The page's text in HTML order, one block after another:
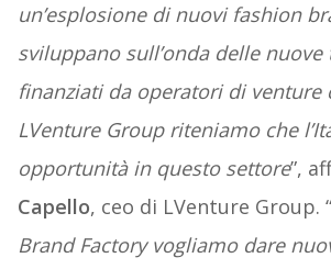
un’esplosione di nuovi fashion
sviluppano sull’onda delle nuove
finanziati da operatori di venture
LVenture Group riteniamo che
opportunità in questo settore”,
Capello, ceo di LVenture Group. “
Brand Factory vogliamo dare